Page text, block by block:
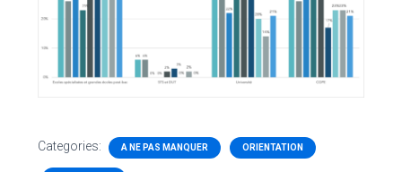
Categories: A NE PAS MANQUER ORIENTATION